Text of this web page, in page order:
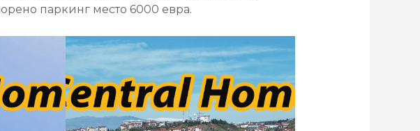
паркинг место 6000 евра.